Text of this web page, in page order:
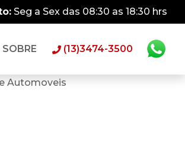
Seg a Sex das 08:30 as 18:30 hrs
SOBRE (13)3474-3500
Automoveis